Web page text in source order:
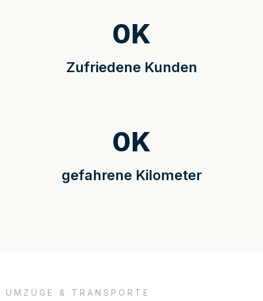
Zufriedene Kunden
0K
gefahrene Kilometer
0K
UMZÜGE & TRANSPORTE